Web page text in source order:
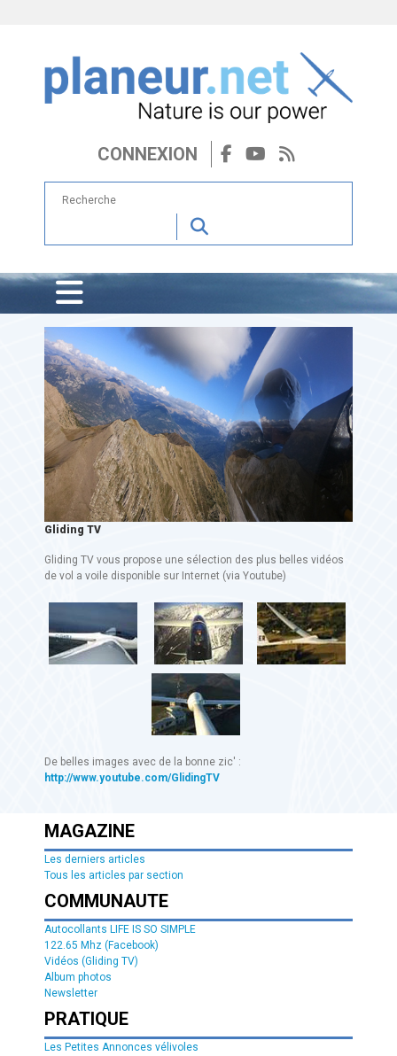
CONNEXION
Gliding TV
Gliding TV vous propose une sélection des plus belles vidéos
de vol a voile disponible sur Internet (via Youtube)
De belles images avec de la bonne zic' :
http://www.youtube.com/GlidingTV
MAGAZINE
Les derniers articles
Tous les articles par section
COMMUNAUTE
Autocollants LIFE IS SO SIMPLE
122.65 Mhz (Facebook)
Vidéos (Gliding TV)
Album photos
Newsletter
PRATIQUE
Les Petites Annonces vélivoles